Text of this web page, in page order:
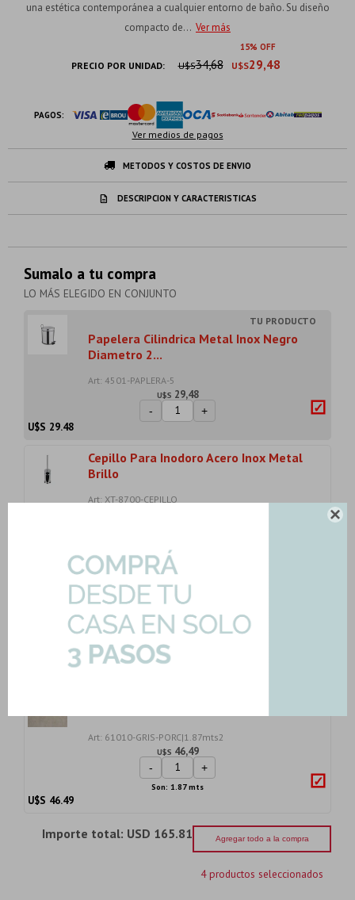

una estética contemporánea a cualquier entorno de baño. Su diseño
compacto de... Ver más
15
PRECIO POR UNIDAD: U$S29,48
U$S34,68
PAGOS:
Ver medios de pagos
METODOS Y COSTOS DE ENVIO
DESCRIPCION Y CARACTERISTICAS
Sumalo a tu compra
LO MÁS ELEGIDO EN CONJUNTO
Papelera Cilindrica Metal Inox Negro
Diametro 2...
Art: 4501-PAPLERA-5
U$S 29,48
- +
U$S 29.48
Cepillo Para Inodoro Acero Inox Metal
Brillo
Art: XT-8700-CEPILLO
Metal Plateado Brillante 21X35 Cm
Papelera Acce...
Art: 4501-PAPLERA-8
U$S 35,63
-
35.63
Art: 61010-GRIS-PORC|1.87mts2
U$S 46,49
- +
Son: 1.87 mts
U$S 46.49
Importe total: USD 165.81 Agregar todo a la compra
4 productos seleccionados